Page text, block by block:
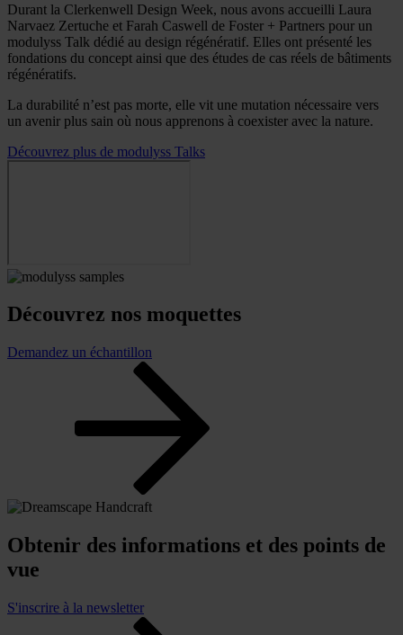
Durant la Clerkenwell Design Week, nous avons accueilli Laura
Narvaez Zertuche et Farah Caswell de Foster + Partners pour un
modulyss Talk dédié au design régénératif. Elles ont présenté les
fondations du concept ainsi que des études de cas réels de bâtiments
régénératifs.
La durabilité n’est pas morte, elle vit une mutation nécessaire vers
un avenir plus sain où nous apprenons à coexister avec la nature.
Découvrez plus de modulyss Talks
Découvrez nos moquettes
Demandez un échantillon
Obtenir des informations et des points de
vue
S'inscrire à la newsletter